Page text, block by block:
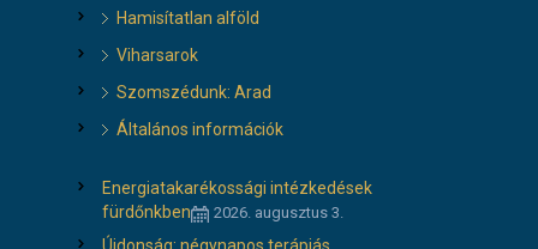
Hamisítatlan alföld
Viharsarok
Szomszédunk: Arad
Általános információk
Energiatakarékossági intézkedések
fürdőnkben
2026. augusztus 3.